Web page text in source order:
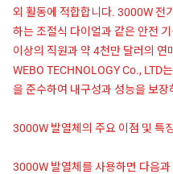
외 활동에 적합합니다. 3000W 전
하는 조절식 다이얼과 같은 안전
이상의 직원과 약 4천만 달러의
WEBO TECHNOLOGY Co., LTD
을 준수하여 내구성과 성능을 보
3000W 발열체의 주요 이점 및 특
3000W 발열체를 사용하면 다음